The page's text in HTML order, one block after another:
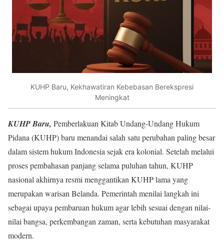
KUHP Baru, Kekhawatiran Kebebasan Berekspresi
Meningkat
KUHP Baru, Pemberlakuan Kitab Undang-Undang Hukum
Pidana (KUHP) baru menandai salah satu perubahan paling besar
dalam sistem hukum Indonesia sejak era kolonial. Setelah melalui
proses pembahasan panjang selama puluhan tahun, KUHP
nasional akhirnya resmi menggantikan KUHP lama yang
merupakan warisan Belanda. Pemerintah menilai langkah ini
sebagai upaya pembaruan hukum agar lebih sesuai dengan nilai-
nilai bangsa, perkembangan zaman, serta kebutuhan masyarakat
modern.